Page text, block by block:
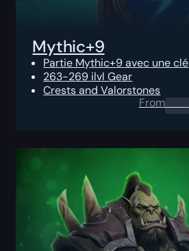
Mythic+9
Partie Mythic+9 avec une clé
263-269 ilvl Gear
Crests and Valorstones
From0.00